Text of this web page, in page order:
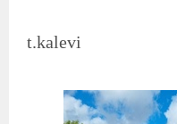
t.kalevi